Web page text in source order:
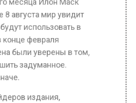
использовать в
конце февраля
были уверены в том,
задуманное.
издания,